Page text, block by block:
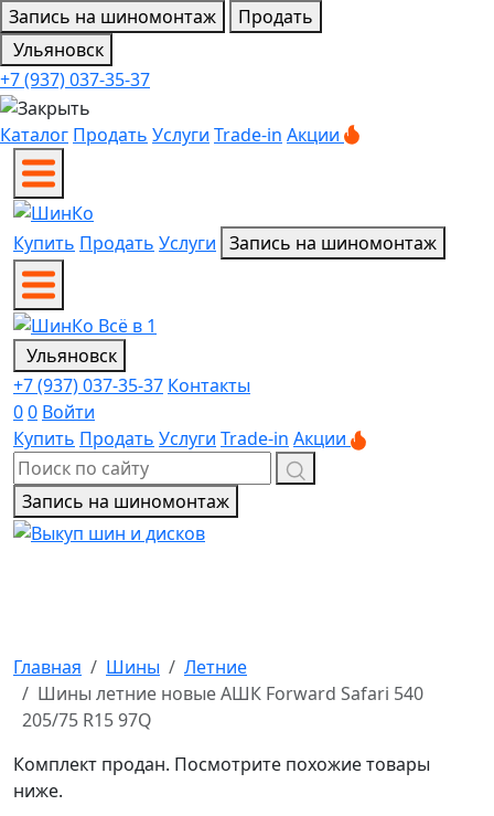
Запись на шиномонтаж
Продать
Ульяновск
+7 (937) 037-35-37
Каталог Продать Услуги Trade-in Акции
Купить Продать Услуги Запись на шиномонтаж
Ульяновск
+7 (937) 037-35-37 Контакты
00 Войти
Купить Продать Услуги Trade-in Акции
Запись на шиномонтаж
Главная Шины
Летние
Шины летние новые АШК Forward Safari 540
205/75 R15 97Q
Комплект продан. Посмотрите похожие товары
ниже.